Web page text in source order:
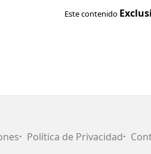
bueno
Este contenido
Política de Privacidad